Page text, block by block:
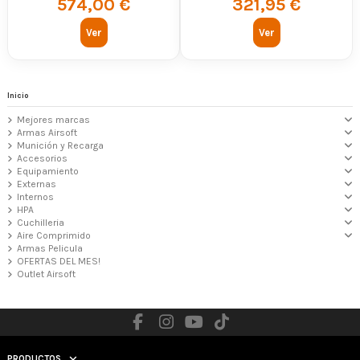
574,00 €
Ver
321,95 €
Ver
Inicio
Mejores marcas
Armas Airsoft
Munición y Recarga
Accesorios
Equipamiento
Externas
Internos
HPA
Cuchilleria
Aire Comprimido
Armas Pelicula
OFERTAS DEL MES!
Outlet Airsoft